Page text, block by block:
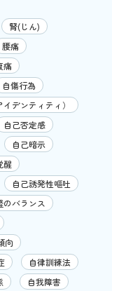
腎(じん)
腰痛
痛
自傷行為
デンティティ）
自己否定感
自己暗示
醒
自己誘発性嘔吐
のバランス
向
自律訓練法
自我障害